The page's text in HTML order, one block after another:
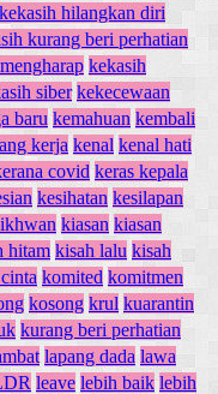
kekasih hilangkan diri
kurang beri perhatian
kekasih
siber kekecewaan
baru kemahuan kembali
kerja kenal kenal hati
covid keras kepala
kesihatan kesilapan
kiasan kiasan
hitam kisah lalu kisah
komited komitmen
kosong krul kuarantin
kurang beri perhatian
lapang dada lawa
leave lebih baik lebih